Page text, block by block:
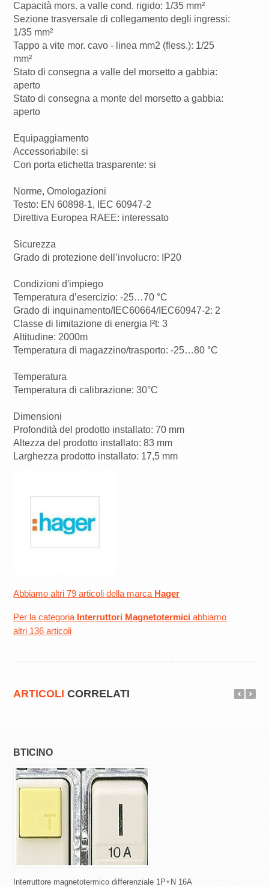
Capacità mors. a valle cond. rigido: 1/35 mm²
Sezione trasversale di collegamento degli ingressi:
1/35 mm²
Tappo a vite mor. cavo - linea mm2 (fless.): 1/25
mm²
Stato di consegna a valle del morsetto a gabbia:
aperto
Stato di consegna a monte del morsetto a gabbia:
aperto
Equipaggiamento
Accessoriabile: si
Con porta etichetta trasparente: si
Norme, Omologazioni
Testo: EN 60898-1, IEC 60947-2
Direttiva Europea RAEE: interessato
Sicurezza
Grado di protezione dell’involucro: IP20
Condizioni d'impiego
Temperatura d’esercizio: -25…70 °C
Grado di inquinamento/IEC60664/IEC60947-2: 2
Classe di limitazione di energia I²t: 3
Altitudine: 2000m
Temperatura di magazzino/trasporto: -25…80 °C
Temperatura
Temperatura di calibrazione: 30°C
Dimensioni
Profondità del prodotto installato: 70 mm
Altezza del prodotto installato: 83 mm
Larghezza prodotto installato: 17,5 mm
Abbiamo altri 79 articoli della marca Hager
Per la categoria Interruttori Magnetotermici abbiamo
altri 136 articoli
ARTICOLI CORRELATI
BTICINO
Interruttore magnetotermico differenziale 1P+N 16A